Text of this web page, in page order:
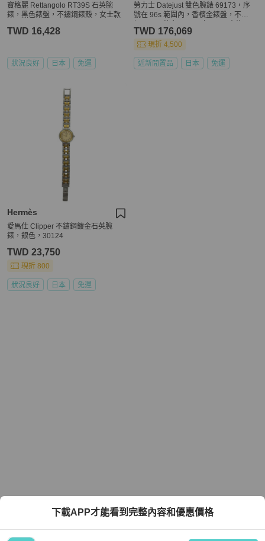
寶格麗 Rettangolo RT39S 石英腕
錶，黑色錶盤，不鏽鋼錶殼，女士款
TWD 16,428
狀況良好 日本 免運
勞力士 Datejust 雙色腕錶 69173，序
號在 96s 範圍內，香檳金錶盤，不鏽
自動上鍊。
TWD 176,069
現折 4,500
近新閒置品 日本 免運
Hermès
愛馬仕 Clipper 不鏽鋼鍍金石英腕
錶，銀色，30124
TWD 23,750
現折 800
狀況良好 日本 免運
下載APP才能看到完整內容和優惠價格